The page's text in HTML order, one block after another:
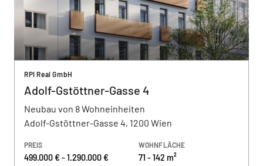
RPI Real GmbH
Adolf-Gstöttner-Gasse 4
Neubau von 8 Wohneinheiten
Adolf-Gstöttner-Gasse 4, 1200 Wien
PREIS
499.000 € - 1.290.000 €
WOHNFLÄCHE
71 - 142 m²